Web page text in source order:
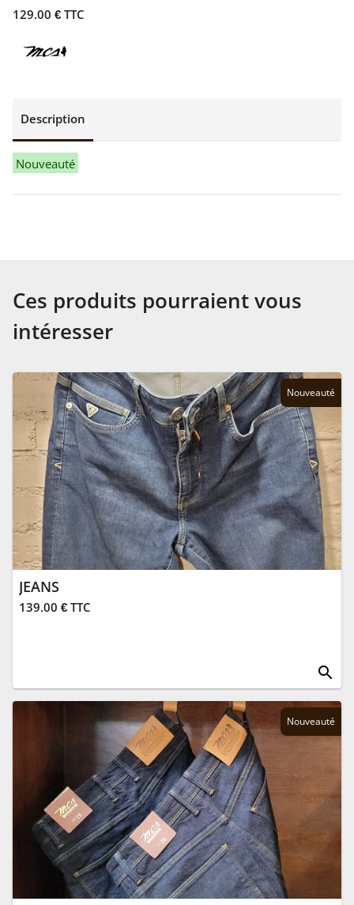
129.00 € TTC
Description
Nouveauté
Ces produits pourraient vous
intéresser
Nouveauté
JEANS
139.00 € TTC
search
Nouveauté